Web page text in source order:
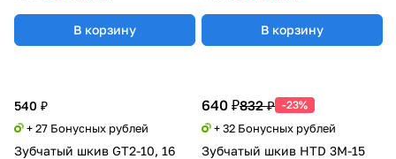
В корзину В корзину
540 ₽
+ 27 Бонусных рублей
Зубчатый шкив GT2-10, 16
640 ₽832 ₽ -23%
+ 32 Бонусных рублей
Зубчатый шкив HTD 3M-15